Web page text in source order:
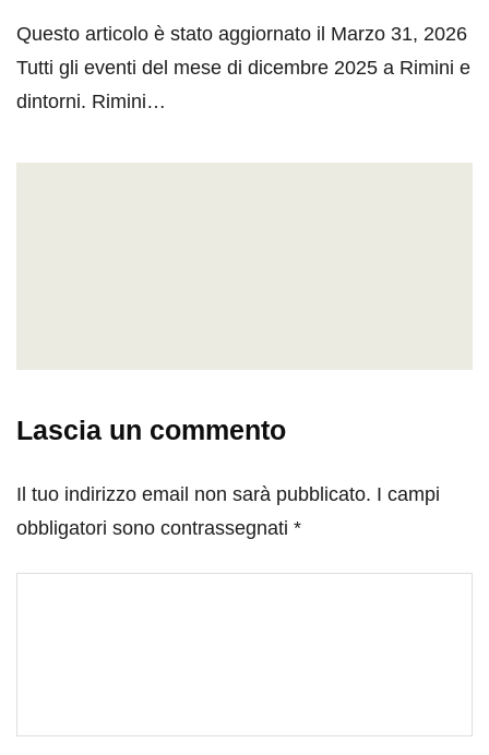
Questo articolo è stato aggiornato il Marzo 31, 2026
Tutti gli eventi del mese di dicembre 2025 a Rimini e
dintorni. Rimini…
Lascia un commento
Il tuo indirizzo email non sarà pubblicato. I campi
obbligatori sono contrassegnati *